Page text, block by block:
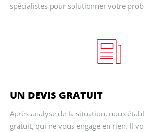
spécialistes pour solutionner votre
UN DEVIS GRATUIT
Après analyse de la situation, nous
gratuit, qui ne vous engage en rien. Il